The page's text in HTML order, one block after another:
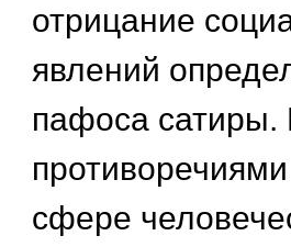
отрицание
явлений
пафоса
сфере